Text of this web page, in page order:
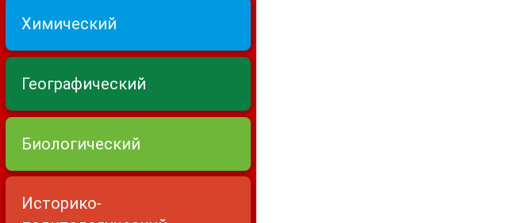
Химический
Географический
Биологический
Историко-